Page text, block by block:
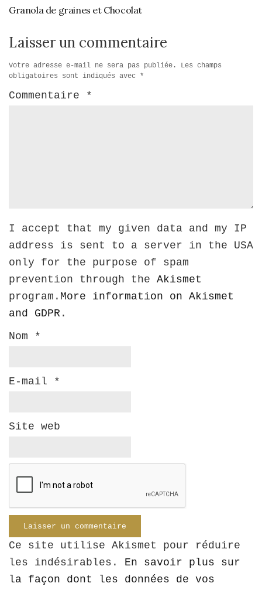
Granola de graines et Chocolat
Laisser un commentaire
Votre adresse e-mail ne sera pas publiée.
Les champs
obligatoires sont indiqués avec *
Commentaire *
I accept that my given data and my IP
address is sent to a server in the USA
only for the purpose of spam
prevention through the Akismet
program. More information on Akismet
and GDPR .
Nom *
E-mail *
Site web
Ce site utilise Akismet pour réduire
les indésirables. En savoir plus sur
la façon dont les données de vos